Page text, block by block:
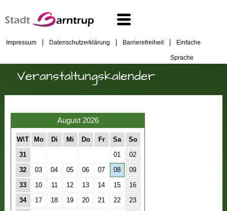
Impressum Datenschutzerklärung Barrierefreiheit Einfache
Sprache
Veranstaltungskalender
August 2026
W\T Mo Di Mi Do Fr Sa So
31 01 02
32 03 04 05 06 07 08 09
33 10 11 12 13 14 15 16
34 17 18 19 20 21 22 23